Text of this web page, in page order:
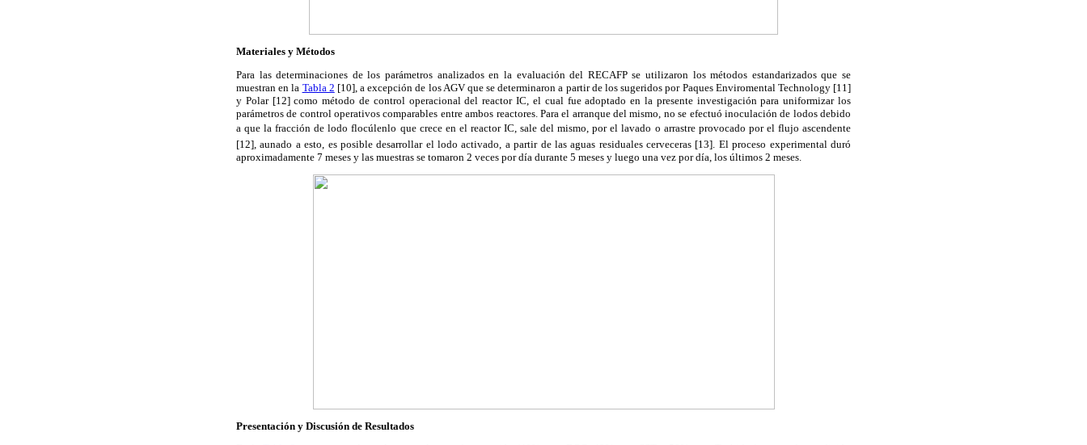
Materiales y Métodos
Para las determinaciones de los parámetros analizados en la evaluación del RECAFP se utilizaron los métodos estandarizados que se
muestran en la Tabla 2 [10], a excepción de los AGV que se determinaron a partir de los sugeridos por Paques Enviromental Technology [11]
y Polar [12] como método de control operacional del reactor IC, el cual fue adoptado en la presente investigación para uniformizar los
parámetros de control operativos comparables entre ambos reactores. Para el arranque del mismo, no se efectuó inoculación de lodos debido
a que la fracción de lodo flocúlenlo que crece en el reactor IC, sale del mismo, por el lavado o arrastre provocado por el flujo ascendente
[12], aunado a esto, es posible desarrollar el lodo activado, a partir de las aguas residuales cerveceras [13]. El proceso experimental duró
aproximadamente 7 meses y las muestras se tomaron 2 veces por día durante 5 meses y luego una vez por día, los últimos 2 meses.
Presentación y Discusión de Resultados